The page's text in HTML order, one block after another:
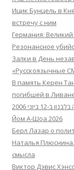
Ицик Бунцель в
встречу с ним
Германия:
Резонансное
Залки в День
«Русскоязычные
В память Керен
погибшей в
ביוני 2006
Йом А-Шоа 2026
Берл Лазар о
Наталья
смысла
Виктор Дэвис